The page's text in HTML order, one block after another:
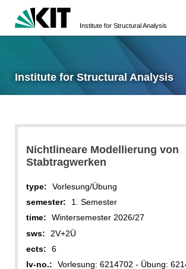
Institute for Structural Analysis
Institute for Structural Analysis
Nichtlineare Modellierung von
Stabtragwerken
type:
Vorlesung/Übung
semester:
1. Semester
time:
Wintersemester 2026/27
sws:
2V+2Ü
ects:
6
lv-no.:
Vorlesung: 6214702 - Übung: